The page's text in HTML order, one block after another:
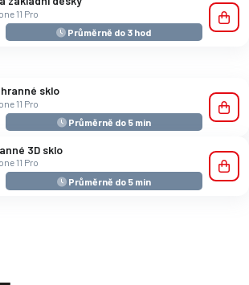
11 Pro
Průměrně do 3 hod
sklo
11 Pro
Průměrně do 5 min
3D sklo
11 Pro
Průměrně do 5 min